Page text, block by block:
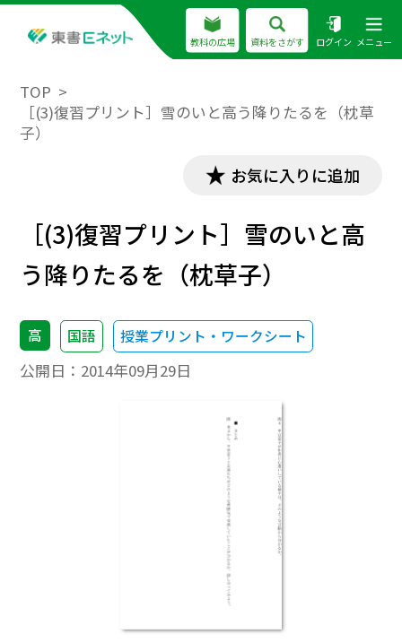
教科の広場 資料をさがす ログイン メニュー
TOP
［(3)復習プリント］雪のいと高う降りたるを（枕草
子）
お気に入りに追加
［(3)復習プリント］雪のいと高
う降りたるを（枕草子）
高 国語 授業プリント・ワークシート
公開日： 2014年09月29日